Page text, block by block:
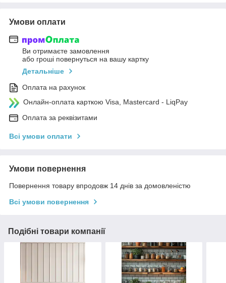
Умови оплати
Ви отримаєте замовлення
або гроші повернуться на вашу картку
Детальніше
Оплата на рахунок
Онлайн-оплата карткою Visa, Mastercard - LiqPay
Оплата за реквізитами
Всі умови оплати
Умови повернення
Повернення товару впродовж 14 днів за домовленістю
Всі умови повернення
Подібні товари компанії